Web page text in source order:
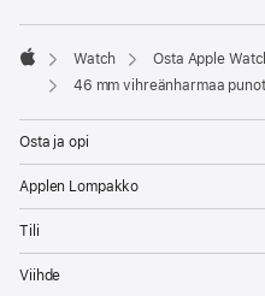
Apple
Watch
Osta Apple
46 mm vihreänharmaa
Osta ja opi
Applen Lompakko
Tili
Viihde